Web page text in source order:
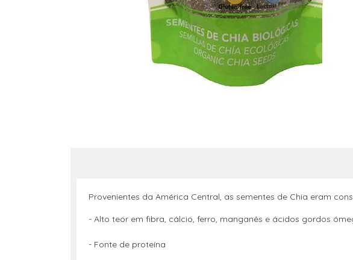
Provenientes da América Central, as sementes de Chia eram
- Alto teor em fibra, cálcio, ferro, manganês e ácidos gordos
- Fonte de proteína